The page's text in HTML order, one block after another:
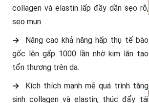
collagen và elastin lấp đầy dần sẹo rỗ,
sẹo mụn.
→ Nâng cao khả năng hấp thụ tế bào
gốc lên gấp 1000 lần nhờ kim lăn tạo
tổn thương trên da.
→ Kích thích mạnh mẽ quá trình tăng
sinh collagen và elastin, thúc đẩy tái